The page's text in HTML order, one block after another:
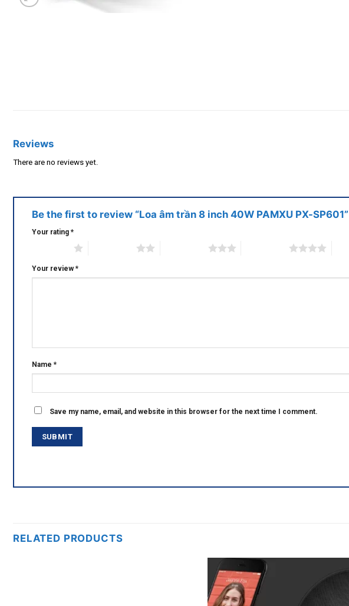
Reviews
There are no reviews yet.
Be the first to review “Loa âm trần 8 inch 40W PAMXU PX-SP601”
Your rating *
Your review *
Name *
Save my name, email, and website in this browser for the next time I comment.
RELATED PRODUCTS